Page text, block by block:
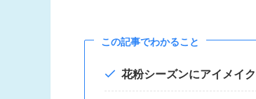
この記事でわかること
花粉シーズンにアイメイ